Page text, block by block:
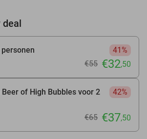
deal
41%
€55 €32,50
Beer of High Bubbles voor 2
42%
€65 €37,50